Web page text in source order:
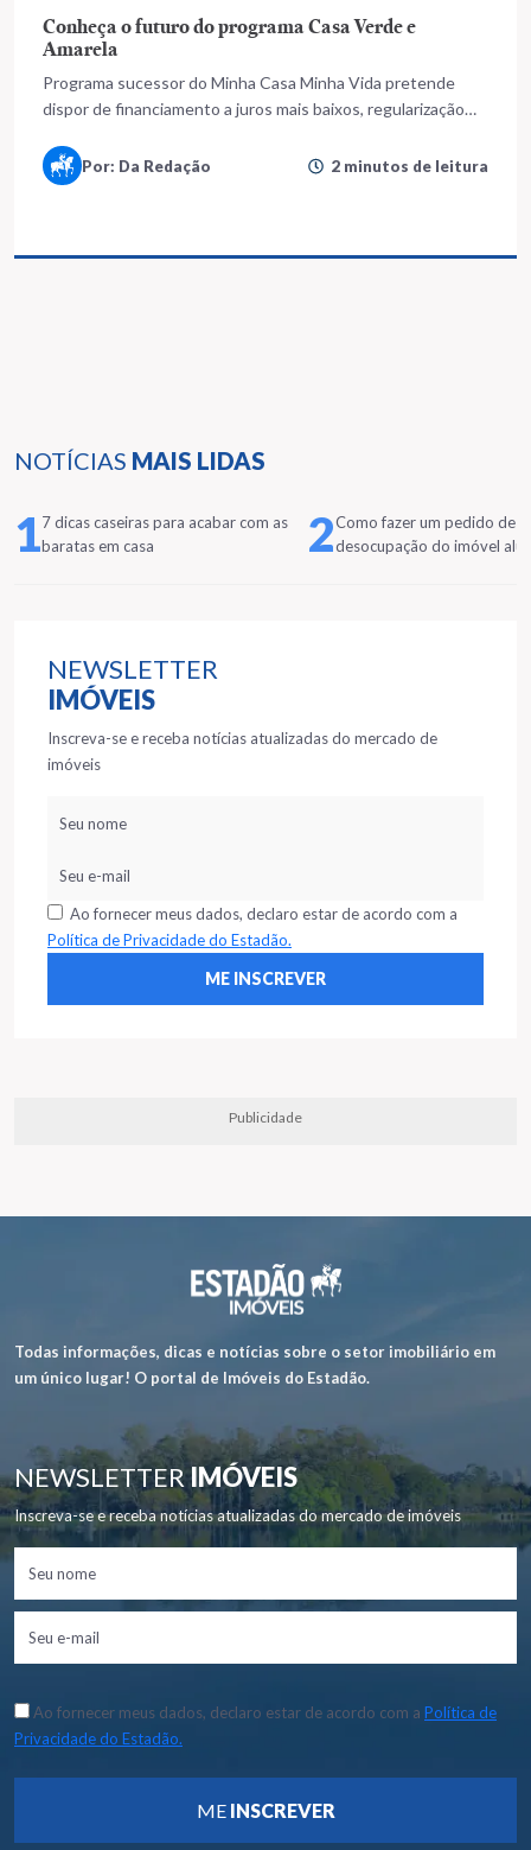
NOTÍCIAS MAIS LIDAS
17 dicas caseiras para acabar com as
baratas em casa
2Como fazer um pedido de
desocupação do imóvel
NEWSLETTER
IMÓVEIS
Inscreva-se e receba notícias atualizadas do mercado de
imóveis
Ao fornecer meus dados, declaro estar de acordo com a
Política de Privacidade do Estadão.
Publicidade
Conheça o futuro do programa Casa Verde e
Amarela
Programa sucessor do Minha Casa Minha Vida pretende
dispor de financiamento a juros mais baixos, regularização
Por: Da Redação 2 minutos de leitura
Todas informações, dicas e notícias sobre o setor imobiliário em
um único lugar! O portal de Imóveis do Estadão.
NEWSLETTERIMÓVEIS
Inscreva-se e receba notícias atualizadas do mercado de imóveis
Ao fornecer meus dados, declaro estar de acordo com a Política de
Privacidade do Estadão.
ME INSCREVER